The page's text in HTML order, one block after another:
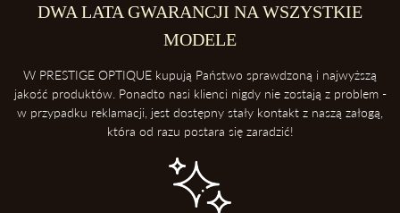
DWA LATA GWARANCJI NA WSZYSTKIE
MODELE
W PRESTIGE OPTIQUE kupują Państwo sprawdzoną i najwyższą
jakość produktów. Ponadto nasi klienci nigdy nie zostają z problem -
w przypadku reklamacji, jest dostępny stały kontakt z naszą załogą,
która od razu postara się zaradzić!